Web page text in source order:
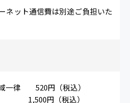
ネット通信費は別途ご負担いた
一律 520円（税込）
円（税込）